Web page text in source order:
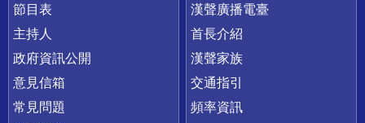
節目表
主持人
政府資訊公開
意見信箱
常見問題
漢聲廣播電臺
首長介紹
漢聲家族
交通指引
頻率資訊